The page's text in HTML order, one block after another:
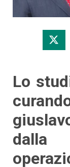
Lo